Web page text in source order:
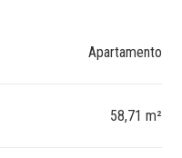
Apartamento
58,71 m²